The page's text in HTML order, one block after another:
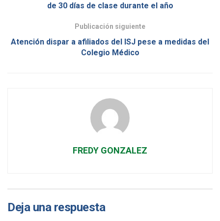
de 30 días de clase durante el año
Publicación siguiente
Atención dispar a afiliados del ISJ pese a medidas del
Colegio Médico
FREDY GONZALEZ
Deja una respuesta